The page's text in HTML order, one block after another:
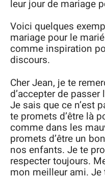
leur jour de mariage
Voici quelques
mariage pour le
comme inspiration
discours.
Cher Jean, je te
d’accepter de
Je sais que ce n’est
te promets d’être là
comme dans les
promets d’être un
nos enfants. Je te
respecter toujours.
mon meilleur ami. Je